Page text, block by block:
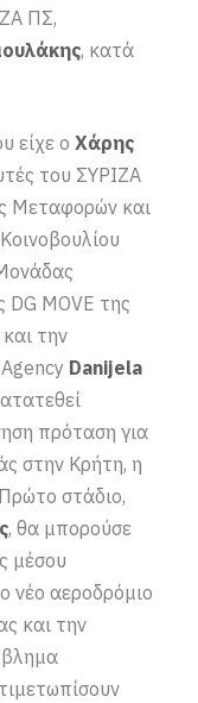
ΠΣ,
, κατά
είχε οΧάρης
του ΣΥΡΙΖΑ
Μεταφορών και
MOVE της
και την
Danijela
πρόταση για
στην Κρήτη, η
στάδιο,
, θα μπορούσε
μέσου
νέο αεροδρόμιο
και την